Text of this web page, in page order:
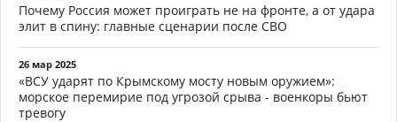
Почему Россия может проиграть не на фронте, а от удара
элит в спину: главные сценарии после СВО
26 мар 2025
«ВСУ ударят по Крымскому мосту новым оружием»:
морское перемирие под угрозой срыва - военкоры бьют
тревогу